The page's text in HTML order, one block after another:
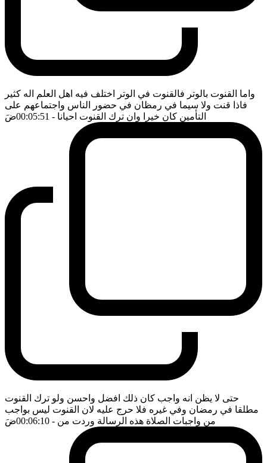
واما القنوت بالوتر فالقنوت في الوتر اختلف فيه اهل العلم اله كثير
فاذا قنت ولا سيما في رمظان في حضور الناس واجتماعهم على
التأمين كان خيرا وان ترك القنوت احيانا - 00:05:51 ضَ
حتى لا يظن انه واجب كان ذلك افضل واحسن ولو ترك القنوت
مطلقا في رمضان وفي غيره فلا حرج عليه لان القنوت ليس بواجب
من واجبات الصلاة هذه الرسالة وردت من - 00:06:10 ضَ